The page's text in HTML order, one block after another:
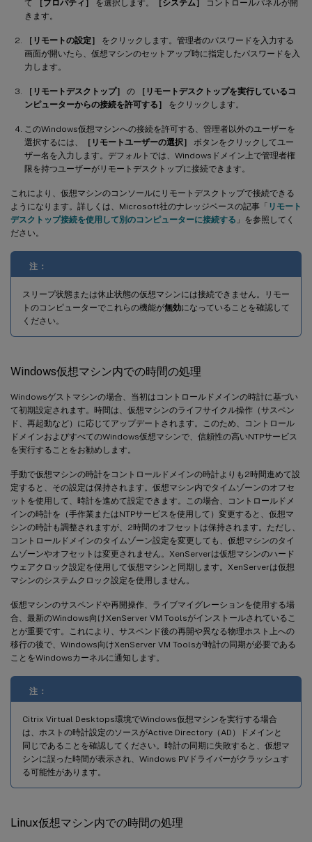
て ［プロパティ］ を選択します。 ［システム］
コントロールパネルが開
きます。
［リモートの設定］
をクリックします。管理者のパスワードを入力する
画面が開いたら、仮想マシンのセットアップ時に指定したパスワードを入
力します。
［リモートデスクトップ］ の
［リモートデスクトップを実行しているコ
ンピューターからの接続を許可する］
をクリックします。
このWindows仮想マシンへの接続を許可する、管理者以外のユーザーを
選択するには、
［リモートユーザーの選択］
ボタンをクリックしてユー
ザー名を入力します。デフォルトでは、Windowsドメイン上で管理者権
限を持つユーザーがリモートデスクトップに接続できます。
これにより、仮想マシンのコンソールにリモートデスクトップで接続できる
ようになります。詳しくは、Microsoft社のナレッジベースの記事「 リモート
デスクトップ接続を使用して別のコンピューターに接続する 」を参照してく
ださい。
注：
スリープ状態または休止状態の仮想マシンには接続できません。リモー
トのコンピューターでこれらの機能が無効になっていることを確認して
ください。
Windows仮想マシン内での時間の処理
Windowsゲストマシンの場合、当初はコントロールドメインの時計に基づい
て初期設定されます。時間は、仮想マシンのライフサイクル操作（サスペン
ド、再起動など）に応じてアップデートされます。このため、コントロール
ドメインおよびすべてのWindows仮想マシンで、信頼性の高いNTPサービス
を実行することをお勧めします。
手動で仮想マシンの時計をコントロールドメインの時計よりも2時間進めて設
定すると、その設定は保持されます。仮想マシン内でタイムゾーンのオフセ
ットを使用して、時計を進めて設定できます。この場合、コントロールドメ
インの時計を（手作業またはNTPサービスを使用して）変更すると、仮想マ
シンの時計も調整されますが、2時間のオフセットは保持されます。ただし、
コントロールドメインのタイムゾーン設定を変更しても、仮想マシンのタイ
ムゾーンやオフセットは変更されません。XenServerは仮想マシンのハード
ウェアクロック設定を使用して仮想マシンと同期します。XenServerは仮想
マシンのシステムクロック設定を使用しません。
仮想マシンのサスペンドや再開操作、ライブマイグレーションを使用する場
合、最新のWindows向けXenServer VM Toolsがインストールされているこ
とが重要です。これにより、サスペンド後の再開や異なる物理ホスト上への
移行の後で、Windows向けXenServer VM Toolsが時計の同期が必要である
ことをWindowsカーネルに通知します。
注：
Citrix Virtual Desktops環境でWindows仮想マシンを実行する場合
は、ホストの時計設定のソースがActive Directory（AD）ドメインと
同じであることを確認してください。時計の同期に失敗すると、仮想マ
シンに誤った時間が表示され、Windows PVドライバーがクラッシュす
る可能性があります。
Linux仮想マシン内での時間の処理